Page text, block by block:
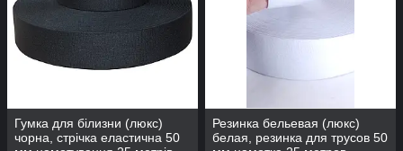
Гумка для білизни (люкс)
чорна, стрічка еластична 50
Резинка бельевая (люкс)
белая, резинка для трусов 50